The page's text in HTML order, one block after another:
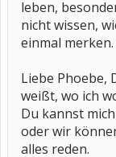
leben,
nicht wissen,
einmal merken.
Liebe Phoebe,
weißt, wo ich
Du kannst
oder wir
alles reden.